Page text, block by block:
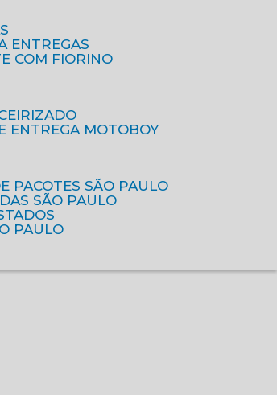
ENTREGAS
COM FIORINO
ENTREGA MOTOBOY
PACOTES SÃO PAULO
SÃO PAULO
PAULO